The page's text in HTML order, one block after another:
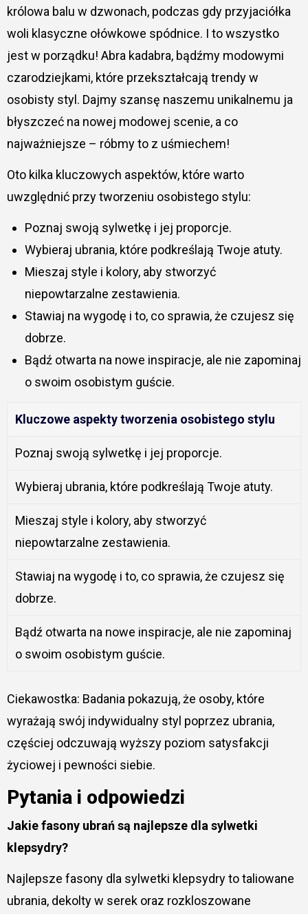
królowa balu w dzwonach, podczas gdy przyjaciółka
woli klasyczne ołówkowe spódnice. I to wszystko
jest w porządku! Abra kadabra, bądźmy modowymi
czarodziejkami, które przekształcają trendy w
osobisty styl. Dajmy szansę naszemu unikalnemu ja
błyszczeć na nowej modowej scenie, a co
najważniejsze – róbmy to z uśmiechem!
Oto kilka kluczowych aspektów, które warto
uwzględnić przy tworzeniu osobistego stylu:
Poznaj swoją sylwetkę i jej proporcje.
Wybieraj ubrania, które podkreślają Twoje atuty.
Mieszaj style i kolory, aby stworzyć
niepowtarzalne zestawienia.
Stawiaj na wygodę i to, co sprawia, że czujesz się
dobrze.
Bądź otwarta na nowe inspiracje, ale nie zapominaj
o swoim osobistym guście.
Kluczowe aspekty tworzenia osobistego stylu
Poznaj swoją sylwetkę i jej proporcje.
Wybieraj ubrania, które podkreślają Twoje atuty.
Mieszaj style i kolory, aby stworzyć
niepowtarzalne zestawienia.
Stawiaj na wygodę i to, co sprawia, że czujesz się
dobrze.
Bądź otwarta na nowe inspiracje, ale nie zapominaj
o swoim osobistym guście.
Ciekawostka: Badania pokazują, że osoby, które
wyrażają swój indywidualny styl poprzez ubrania,
częściej odczuwają wyższy poziom satysfakcji
życiowej i pewności siebie.
Pytania i odpowiedzi
Jakie fasony ubrań są najlepsze dla sylwetki
klepsydry?
Najlepsze fasony dla sylwetki klepsydry to taliowane
ubrania, dekolty w serek oraz rozkloszowane